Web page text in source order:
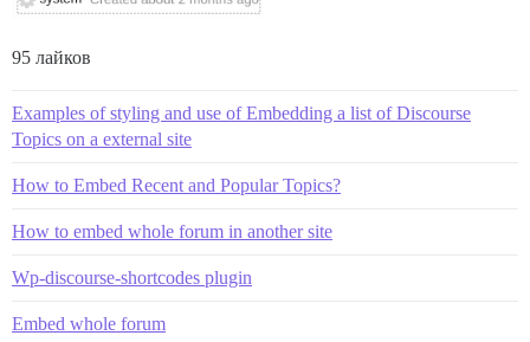
95 лайков
Examples of styling and use of Embedding a list of Discourse
Topics on a external site
How to Embed Recent and Popular Topics?
How to embed whole forum in another site
Wp-discourse-shortcodes plugin
Embed whole forum